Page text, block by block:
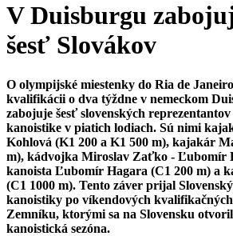
V Duisburgu
šesť Slovákov
O olympijské miestenky do Ria de
kvalifikácii o dva týždne v nemeckom
zabojuje šesť slovenských
kanoistike v piatich lodiach. Sú nimi
Kohlová (K1 200 a K1 500 m), kajakár
m), kádvojka Miroslav Zaťko - Ľubomír
kanoista Ľubomír Hagara (C1 200 m) a
(C1 1000 m). Tento záver prijal
kanoistiky po víkendových
Zemníku, ktorými sa na Slovensku
kanoistická sezóna.